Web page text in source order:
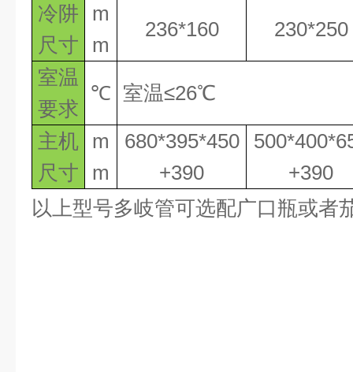
冷阱
尺寸
m
m
236*160 230*250
室温
要求
℃ 室温≤26℃
主机
尺寸
m
m
680*395*450
+390
+390
以上型号多岐管可选配广口瓶或者